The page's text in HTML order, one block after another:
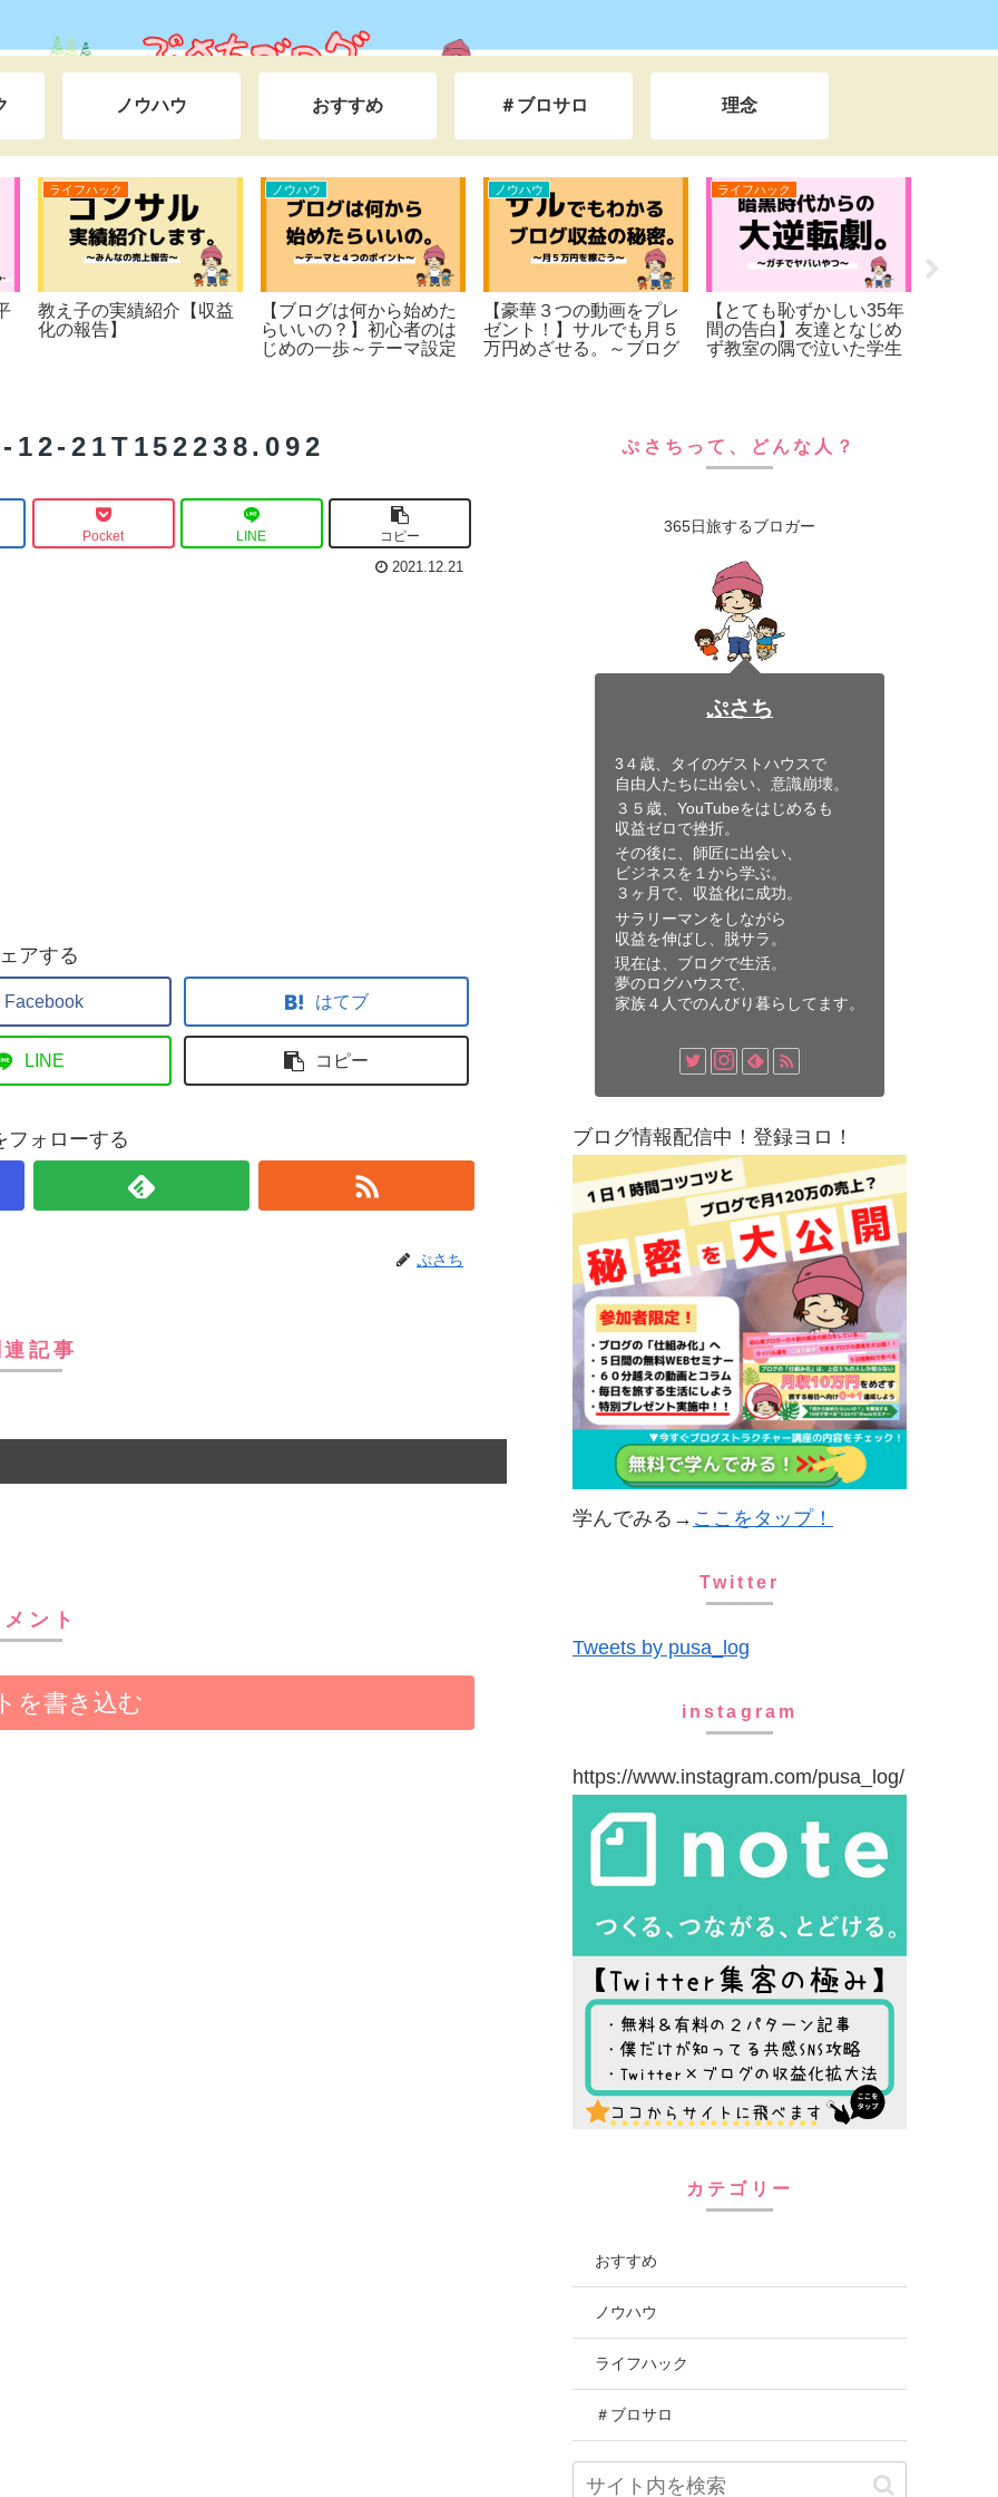
ノウハウ おすすめ ＃ブロサロ 理念
Twitter）
？【本当
ぷさちのプロフィール
X（旧Twitter）×ブログが
正解!!【副業するなら、
コレ１択】
ふらっと旅する人生へ。
３０代から「幸せ」は始
まる。【ぷさちの２ndキ
【webで０→１を作りた
い人へ】僕のコンサル理
念/相談窓口はこちら
12-21T152238.092
Pocket LINE コピー
2021.12.21
アする
Facebook はてブ
LINE コピー
フォローする
ぷさち
連記事
ント
を書き込む
ぷさちって、どんな人？
365日旅するブロガー
ぷさち
3４歳、タイのゲストハウスで
自由人たちに出会い、意識崩壊。
３５歳、YouTubeをはじめるも
収益ゼロで挫折。
その後に、師匠に出会い、
ビジネスを１から学ぶ。
３ヶ月で、収益化に成功。
サラリーマンをしながら
収益を伸ばし、脱サラ。
現在は、ブログで生活。
夢のログハウスで、
家族４人でのんびり暮らしてます。
ブログ情報配信中！登録ヨロ！
学んでみる→ ここをタップ！
Twitter
Tweets by pusa_log
instagram
https://www.instagram.com/pusa_log/
カテゴリー
おすすめ
ノウハウ
ライフハック
＃ブロサロ